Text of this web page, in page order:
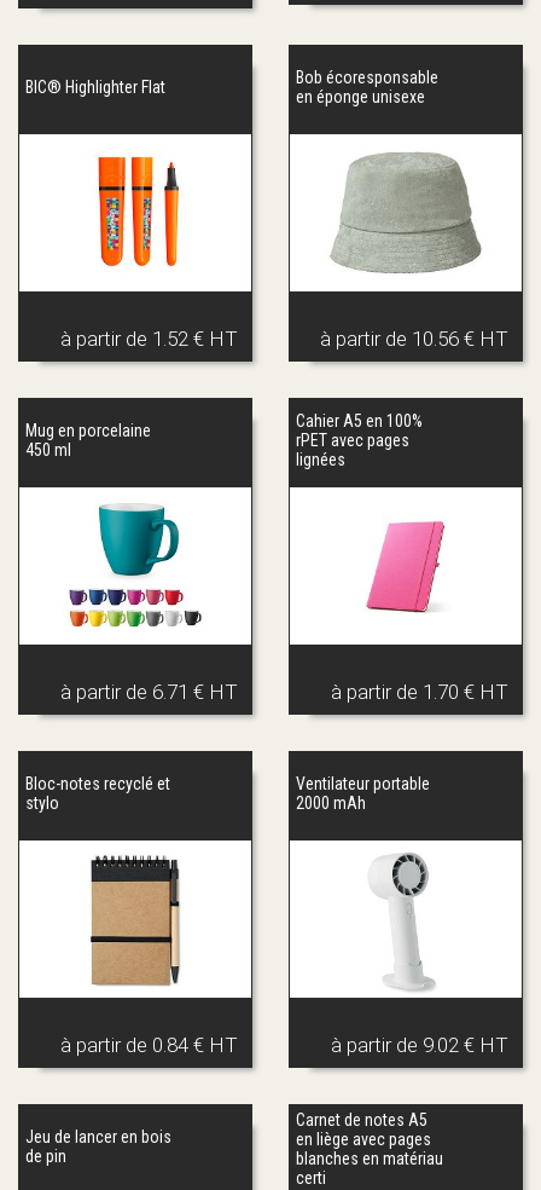
BIC® Highlighter Flat
à partir de 1.52 € HT
Bob écoresponsable
en éponge unisexe
à partir de 10.56 € HT
Mug en porcelaine
450 ml
à partir de 6.71 € HT
Cahier A5 en 100%
rPET avec pages
lignées
à partir de 1.70 € HT
Bloc-notes recyclé et
stylo
à partir de 0.84 € HT
Ventilateur portable
2000 mAh
à partir de 9.02 € HT
Jeu de lancer en bois
de pin
Carnet de notes A5
en liège avec pages
blanches en matériau
certi